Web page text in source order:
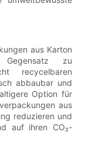
aus Karton
zu
recycelbaren
abbaubar und
Option für
aus
reduzieren und
auf ihren CO₂-